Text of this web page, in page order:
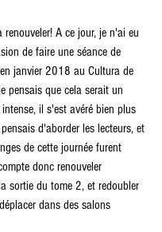
renouveler! A ce jour, je n'ai eu
de faire une séance de
janvier 2018 au Cultura de
pensais que cela serait un
il s'est avéré bien plus
d'aborder les lecteurs, et
de cette journée furent
donc renouveler
sortie du tome 2, et redoubler
dans des salons